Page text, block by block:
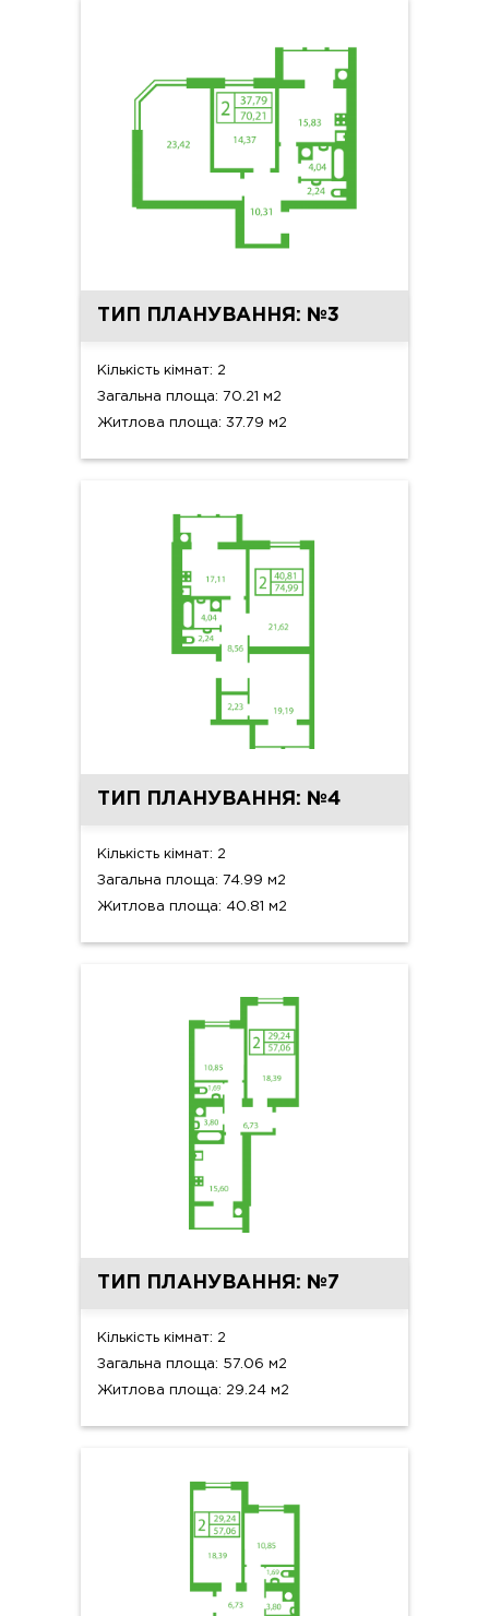
ТИП ПЛАНУВАННЯ: №3
Кількість кімнат: 2
Загальна площа: 70.21 м2
Житлова площа: 37.79 м2
ТИП ПЛАНУВАННЯ: №4
Кількість кімнат: 2
Загальна площа: 74.99 м2
Житлова площа: 40.81 м2
ТИП ПЛАНУВАННЯ: №7
Кількість кімнат: 2
Загальна площа: 57.06 м2
Житлова площа: 29.24 м2